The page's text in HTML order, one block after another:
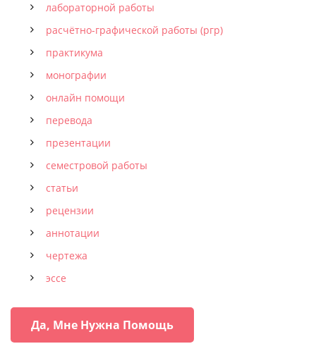
лабораторной работы
расчётно-графической работы (ргр)
практикума
монографии
онлайн помощи
перевода
презентации
семестровой работы
статьи
рецензии
аннотации
чертежа
эссе
Да, Мне Нужна Помощь